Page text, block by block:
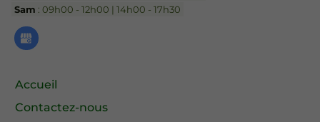
Sam : 09h00 - 12h00 | 14h00 - 17h30
Accueil
Contactez-nous